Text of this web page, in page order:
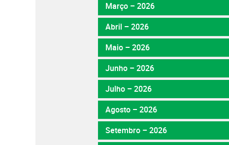
Março – 2026
Abril – 2026
Maio – 2026
Junho – 2026
Julho – 2026
Agosto – 2026
Setembro – 2026